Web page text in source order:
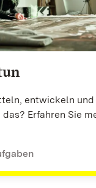
entwickeln
Erfahren Sie